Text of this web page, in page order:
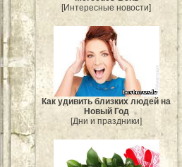
[Интересные новости]
Как удивить близких людей на
Новый Год
[Дни и праздники]